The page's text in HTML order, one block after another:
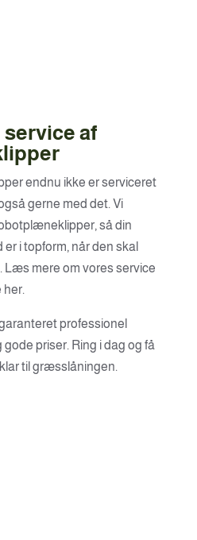
af
endnu ikke er serviceret
gerne med det. Vi
så din
i topform, når den skal
Læs mere om vores service
professionel
priser. Ring i dag og få
til græsslåningen.